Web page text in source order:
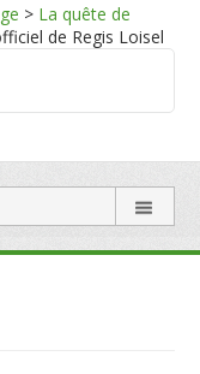
> La quête de
de Regis Loisel